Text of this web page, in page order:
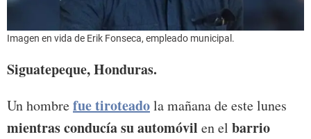
Imagen en vida de Erik Fonseca, empleado municipal.
Siguatepeque, Honduras.
Un hombrefue tiroteadola mañana de este lunes
mientras conducía su automóvil en el barrio